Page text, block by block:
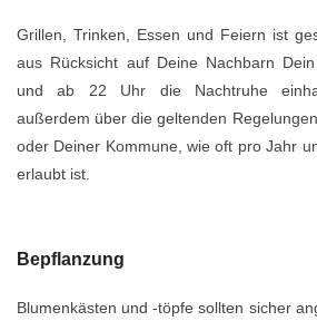
Grillen, Trinken, Essen und Feiern ist
aus Rücksicht auf Deine Nachbarn
und ab 22 Uhr die Nachtruhe
außerdem über die geltenden
oder Deiner Kommune, wie oft pro Jahr
erlaubt ist.
Bepflanzung
Blumenkästen und -töpfe sollten sicher